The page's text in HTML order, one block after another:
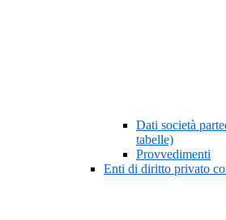
Dati società
tabelle)
Provvedimenti
Enti di diritto privato